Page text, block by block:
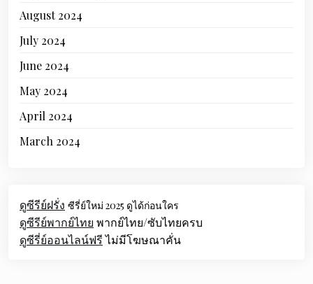
August 2024
July 2024
June 2024
May 2024
April 2024
March 2024
ดูซีรีย์ฝรั่ง ซีรี่ย์ใหม่ 2025 ดูได้ก่อนใคร
ดูซีรีย์พากย์ไทย พากย์ไทย/ซับไทยครบ
ดูซีรี่ย์ออนไลน์ฟรีไม่มีโฆษณาคั่น